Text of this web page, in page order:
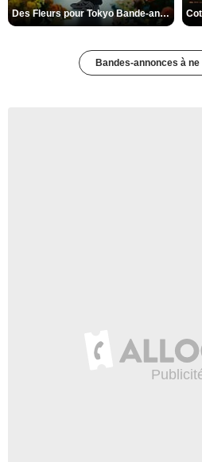
Des Fleurs pour Tokyo Bande-annonce VO STFR
Bandes-annonces à